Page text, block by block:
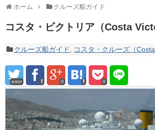
ホーム クルーズ船ガイド
コスタ・ビクトリア（Costa
クルーズ船ガイド コスタ・クルーズ（Costa
error 0 0